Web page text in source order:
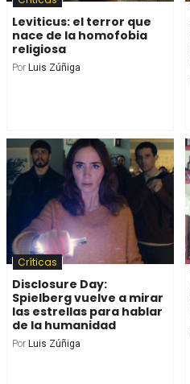
Leviticus: el terror que
nace de la homofobia
religiosa
Por Luis Zúñiga
Críticas
Disclosure Day:
Spielberg vuelve a mirar
las estrellas para hablar
de la humanidad
Por Luis Zúñiga